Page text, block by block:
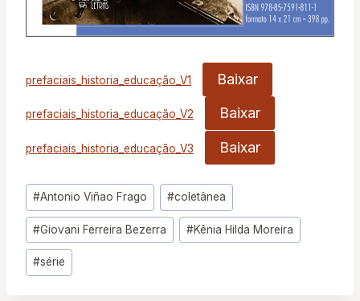
prefaciais_historia_educação_V1 Baixar
prefaciais_historia_educação_V2 Baixar
prefaciais_historia_educação_V3 Baixar
Tags
do
Post:
#Antonio Viñao Frago #coletânea
#Giovani Ferreira Bezerra #Kênia Hilda Moreira
#série